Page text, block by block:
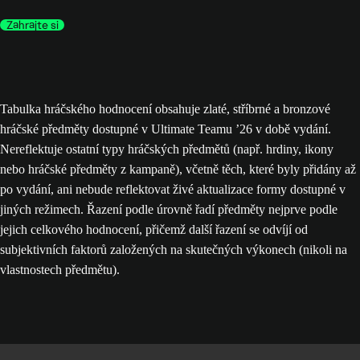
Zahrajte si
Tabulka hráčského hodnocení obsahuje zlaté, stříbrné a bronzové
hráčské předměty dostupné v Ultimate Teamu ’26 v době vydání.
Nereflektuje ostatní typy hráčských předmětů (např. hrdiny, ikony
nebo hráčské předměty z kampaně), včetně těch, které byly přidány až
po vydání, ani nebude reflektovat živé aktualizace formy dostupné v
jiných režimech. Řazení podle úrovně řadí předměty nejprve podle
jejich celkového hodnocení, přičemž další řazení se odvíjí od
subjektivních faktorů založených na skutečných výkonech (nikoli na
vlastnostech předmětu).